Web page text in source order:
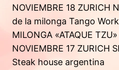
NOVIEMBRE 18 ZURICH
de la milonga Tango
MILONGA «ATAQUE TZU»
NOVIEMBRE 17 ZURICH
Steak house argentina